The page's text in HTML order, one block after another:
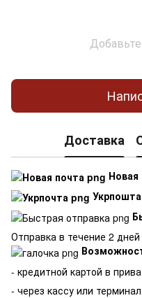
Доставка
Новая
Укрпошта
Отправка в течение 2 дней
- кредитной картой в
- через кассу или